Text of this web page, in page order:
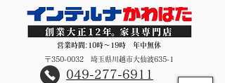
営業時間:10時～19時 年中無休
〒350-0032 埼玉県川越市大仙波635-1
​049-277-6911